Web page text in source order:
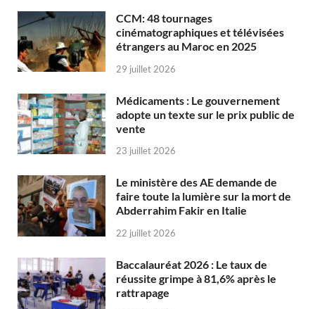
CCM: 48 tournages
cinématographiques et télévisées
étrangers au Maroc en 2025
29 juillet 2026
Médicaments : Le gouvernement
adopte un texte sur le prix public de
vente
23 juillet 2026
Le ministère des AE demande de
faire toute la lumière sur la mort de
Abderrahim Fakir en Italie
22 juillet 2026
Baccalauréat 2026 : Le taux de
réussite grimpe à 81,6% après le
rattrapage